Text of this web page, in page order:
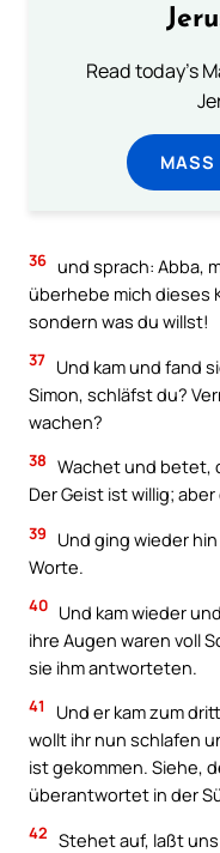
Read today's
36 und sprach: Abba,
überhebe mich dieses
sondern was du willst!
37 Und kam und fand
Simon, schläfst du?
wachen?
38 Wachet und betet,
Der Geist ist willig;
39
Und ging wieder
Worte.
40 Und kam wieder
ihre Augen waren voll
sie ihm antworteten.
41
Und er kam zum
wollt ihr nun schlafen
ist gekommen. Siehe,
überantwortet in der
42 Stehet auf, laßt